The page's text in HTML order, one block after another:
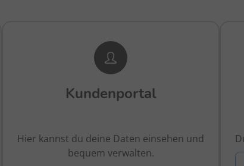
Kundenportal
Hier kannst du deine Daten einsehen und
bequem verwalten.